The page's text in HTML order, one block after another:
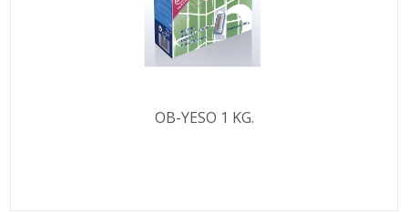
OB-YESO 1 KG.